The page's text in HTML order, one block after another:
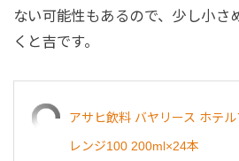
ない可能性もあるので、少し小さ
くと吉です。
アサヒ飲料 バヤリース ホテ
レンジ100 200ml×24本